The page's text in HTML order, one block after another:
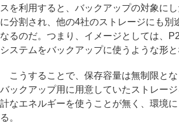
スを利用すると、バックアップの対象に
に分割され、他の4社のストレージにも別
なるのだ。つまり、イメージとしては、
システムをバックアップに使うような形と
こうすることで、保存容量は無制限とな
バックアップ用に用意していたストレー
計なエネルギーを使うことが無く、環境
る。